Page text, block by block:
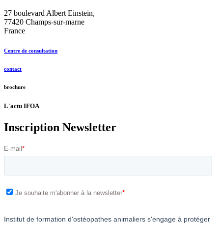
27 boulevard Albert Einstein,
77420 Champs-sur-marne
France
Centre de consultation
contact
brochure
L'actu IFOA
Inscription Newsletter